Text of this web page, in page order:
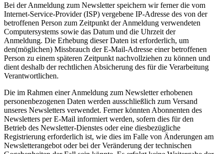
Bei der Anmeldung zum Newsletter speichern wir ferner die vom
Internet-Service-Provider (ISP) vergebene IP-Adresse des von der
betroffenen Person zum Zeitpunkt der Anmeldung verwendeten
Computersystems sowie das Datum und die Uhrzeit der
Anmeldung. Die Erhebung dieser Daten ist erforderlich, um
den(möglichen) Missbrauch der E-Mail-Adresse einer betroffenen
Person zu einem späteren Zeitpunkt nachvollziehen zu können und
dient deshalb der rechtlichen Absicherung des für die Verarbeitung
Verantwortlichen.
Die im Rahmen einer Anmeldung zum Newsletter erhobenen
personenbezogenen Daten werden ausschließlich zum Versand
unseres Newsletters verwendet. Ferner könnten Abonnenten des
Newsletters per E-Mail informiert werden, sofern dies für den
Betrieb des Newsletter-Dienstes oder eine diesbezügliche
Registrierung erforderlich ist, wie dies im Falle von Änderungen am
Newsletterangebot oder bei der Veränderung der technischen